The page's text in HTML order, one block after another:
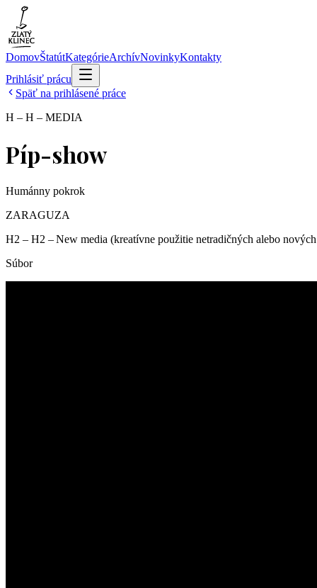
DomovŠtatútKategórieArchívNovinkyKontakty
Prihlásiť prácu
Späť na prihlásené práce
H – H – MEDIA
Píp-show
Humánny pokrok
ZARAGUZA
H2 – H2 – New media (kreatívne použitie netradičných alebo
Súbor